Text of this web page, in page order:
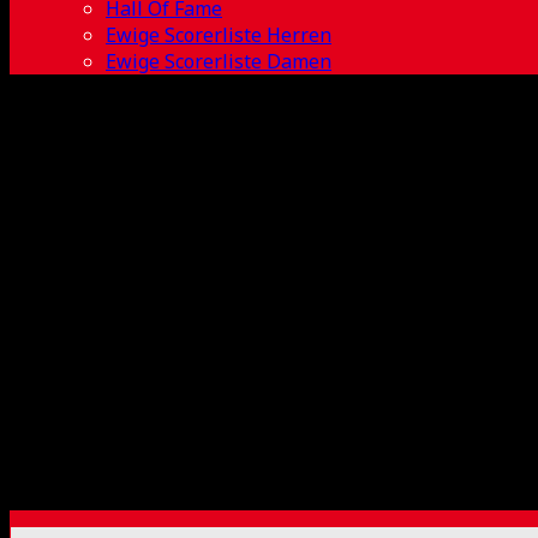
Hall Of Fame
Ewige Scorerliste Herren
Ewige Scorerliste Damen